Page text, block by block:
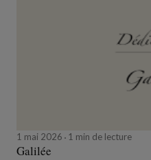
1 mai 2026 1 min de lecture
Galilée